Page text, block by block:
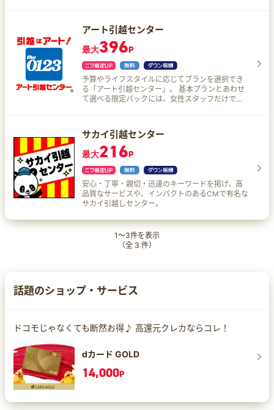
アート引越センター
最大396P
予算やライフスタイルに応じてプランを選択でき
る「アート引越センター」。 基本プランとあわせ
て選べる限定パックには、女性スタッフだけで運
のご相談内容にもとづいて不要品のチェック、整
理整頓をアドバイスしてくれる<シニアパック>な
どがある。 豊富な無料サービスと長年の実績でぴ
ったりな引っ越しプランを提案してくれるから安
心！
サカイ引越センター
最大216P
安心・丁寧・親切・迅速のキーワードを掲げ、高
品質なサービスや、インパクトのあるCMで有名な
サカイ引越しセンター。
1～3件を表示
（全 3 件）
話題のショップ・サービス
ドコモじゃなくても断然お得♪ 高還元クレカならコレ！
dカード GOLD
14,000P